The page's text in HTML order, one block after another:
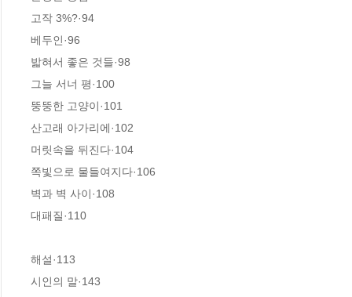
고작 3%?·94
베두인·96
밟혀서 좋은 것들·98
그늘 서너 평·100
뚱뚱한 고양이·101
산고래 아가리에·102
머릿속을 뒤진다·104
쪽빛으로 물들여지다·106
벽과 벽 사이·108
대패질·110
해설·113
시인의 말·143